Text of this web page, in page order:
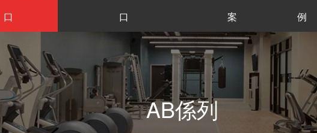
口 口 案 例
AB係列